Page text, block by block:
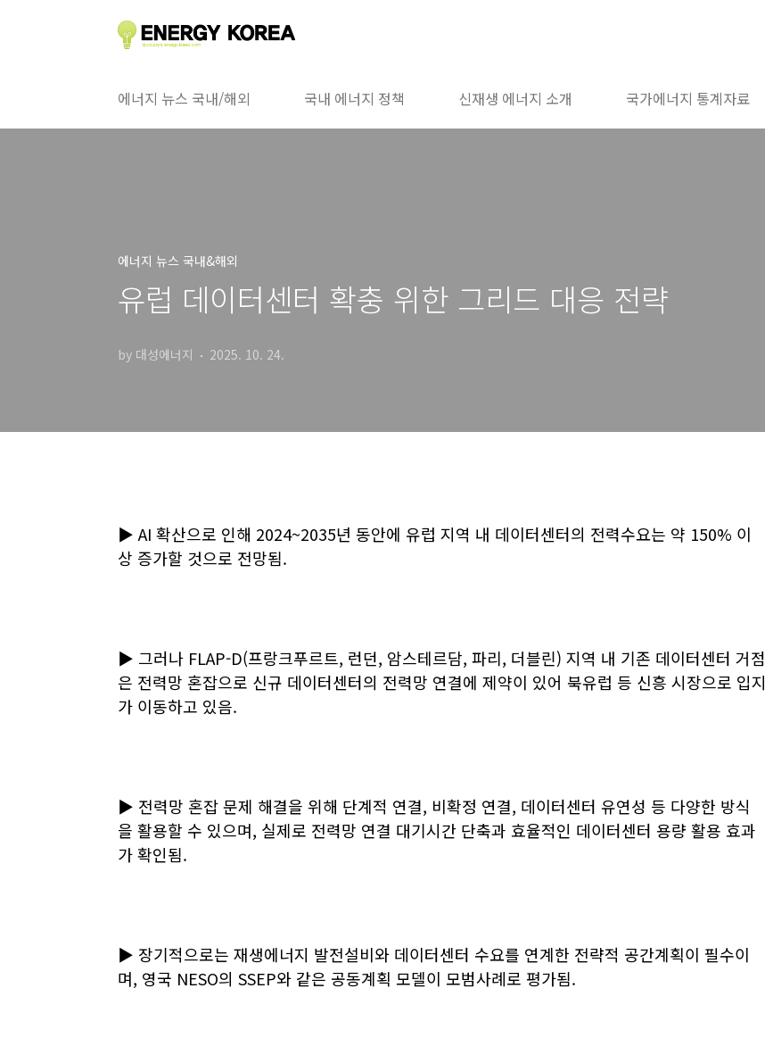
에너지 뉴스 국내/해외 국내 에너지 정책 신재생 에너지 소개 국가에너지 통계자료
에너지 뉴스 국내&해외
유럽 데이터센터 확충 위한 그리드 대응 전략
by 대성에너지 2025. 10. 24.
▶ AI 확산으로 인해 2024~2035년 동안에 유럽 지역 내 데이터센터의 전력수요는 약 150% 이
상 증가할 것으로 전망됨.
▶ 그러나 FLAP-D(프랑크푸르트, 런던, 암스테르담, 파리, 더블린) 지역 내 기존 데이터센터 거점
은 전력망 혼잡으로 신규 데이터센터의 전력망 연결에 제약이 있어 북유럽 등 신흥 시장으로 입지
가 이동하고 있음.
▶ 전력망 혼잡 문제 해결을 위해 단계적 연결, 비확정 연결, 데이터센터 유연성 등 다양한 방식
을 활용할 수 있으며, 실제로 전력망 연결 대기시간 단축과 효율적인 데이터센터 용량 활용 효과
가 확인됨.
▶ 장기적으로는 재생에너지 발전설비와 데이터센터 수요를 연계한 전략적 공간계획이 필수이
며, 영국 NESO의 SSEP와 같은 공동계획 모델이 모범사례로 평가됨.